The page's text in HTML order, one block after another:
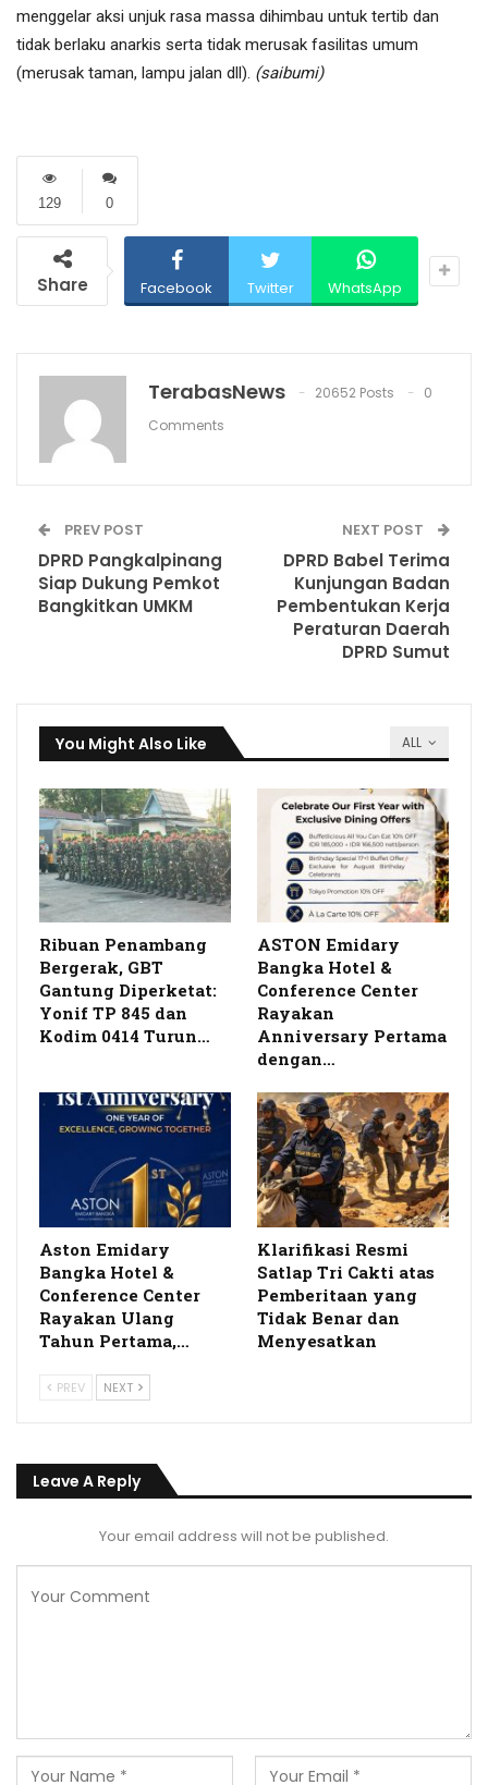
menggelar aksi unjuk rasa massa dihimbau untuk tertib dan
tidak berlaku anarkis serta tidak merusak fasilitas umum
(merusak taman, lampu jalan dll). (saibumi)
0
129
Share Facebook Twitter WhatsApp
TerabasNews 20652 Posts
0
Comments
PREV POST
DPRD Pangkalpinang
Siap Dukung Pemkot
Bangkitkan UMKM
NEXT POST
DPRD Babel Terima
Kunjungan Badan
Pembentukan Kerja
Peraturan Daerah
DPRD Sumut
ALL
You Might Also Like
Ribuan Penambang
Bergerak, GBT
Gantung Diperketat:
Yonif TP 845 dan
Kodim 0414 Turun…
ASTON Emidary
Bangka Hotel &
Conference Center
Rayakan
Anniversary Pertama
dengan…
Aston Emidary
Bangka Hotel &
Conference Center
Rayakan Ulang
Tahun Pertama,…
Klarifikasi Resmi
Satlap Tri Cakti atas
Pemberitaan yang
Tidak Benar dan
Menyesatkan
PREV NEXT
Leave A Reply
Your email address will not be published.